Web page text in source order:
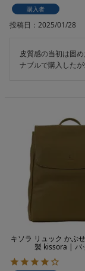
購入者
投稿日 2025/01/28
皮質感の当初は固
ナブルで購入したが
キソラ リュック かぶ
製 kissora | バ